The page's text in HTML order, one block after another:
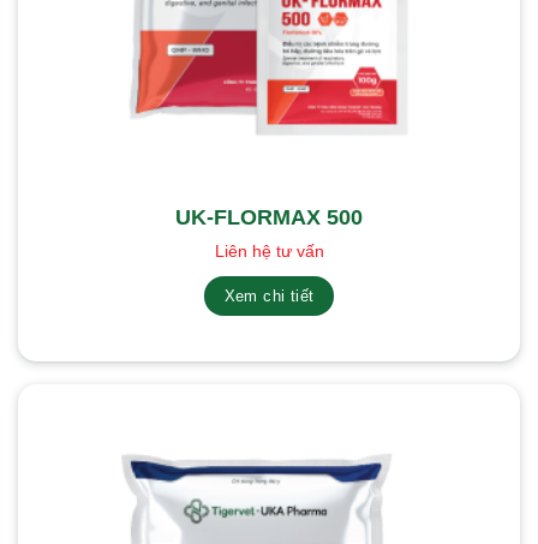
UK-FLORMAX 500
Liên hệ tư vấn
Xem chi tiết